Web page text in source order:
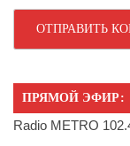
ПРЯМОЙ ЭФИР:
Radio METRO